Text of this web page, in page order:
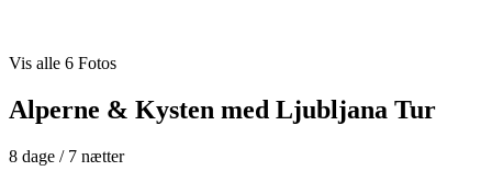
Vis alle 6 Fotos
Alperne & Kysten med Ljubljana Tur
8 dage / 7 nætter